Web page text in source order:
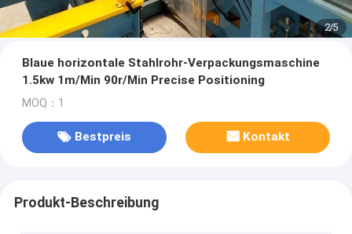
2/5
Blaue horizontale Stahlrohr-Verpackungsmaschine
1.5kw 1m/Min 90r/Min Precise Positioning
MOQ：1
Bestpreis Kontakt
Produkt-Beschreibung